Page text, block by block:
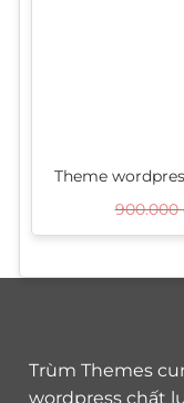
Theme
900.000
Trùm Themes
wordpress chất